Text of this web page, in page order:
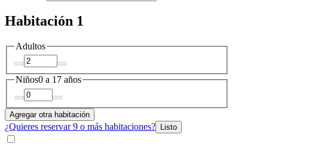
Habitación 1
Adultos
Niños0 a 17 años
Agregar otra habitación
¿Quieres reservar 9 o más habitaciones? Listo